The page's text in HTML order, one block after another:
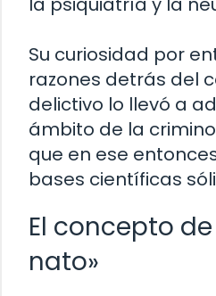
Su curiosidad por
razones detrás del
delictivo lo llevó a
ámbito de la
que en ese
bases científicas
El concepto
nato»